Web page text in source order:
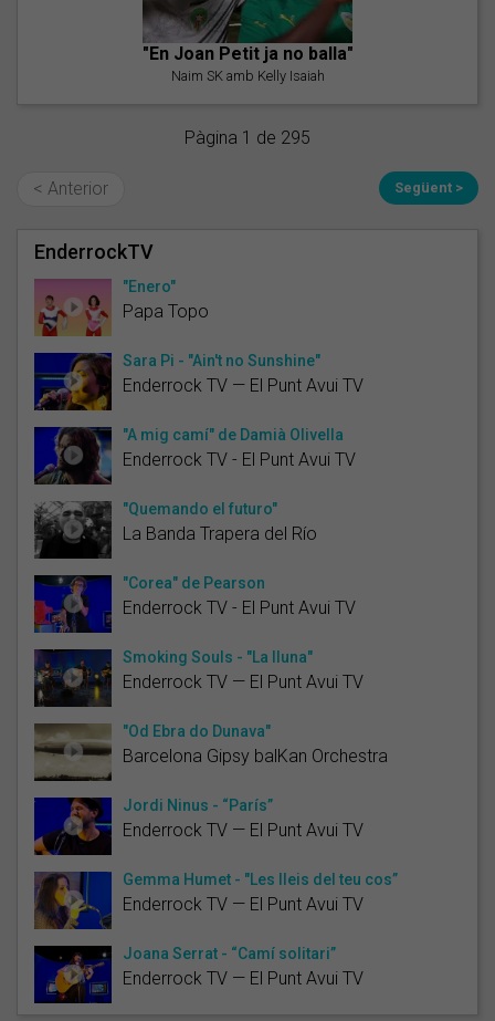
"En Joan Petit ja no balla"
Naim SK amb Kelly Isaiah
Pàgina 1 de 295
< Anterior Següent >
EnderrockTV
"Enero"
Papa Topo
Sara Pi - "Ain't no Sunshine"
Enderrock TV — El Punt Avui TV
"A mig camí" de Damià Olivella
Enderrock TV - El Punt Avui TV
"Quemando el futuro"
La Banda Trapera del Río
"Corea" de Pearson
Enderrock TV - El Punt Avui TV
Smoking Souls - "La lluna"
Enderrock TV — El Punt Avui TV
"Od Ebra do Dunava"
Barcelona Gipsy balKan Orchestra
Jordi Ninus - “París”
Enderrock TV — El Punt Avui TV
Gemma Humet - "Les lleis del teu cos”
Enderrock TV — El Punt Avui TV
Joana Serrat - “Camí solitari”
Enderrock TV — El Punt Avui TV